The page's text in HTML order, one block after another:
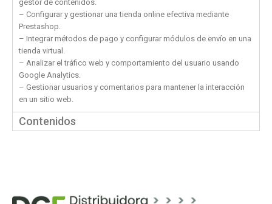
gestor de contenidos.
– Configurar y gestionar una tienda online efectiva mediante
Prestashop.
– Integrar métodos de pago y configurar módulos de envío en una
tienda virtual.
– Analizar el tráfico web y comportamiento del usuario usando
Google Analytics.
– Gestionar usuarios y comentarios para mantener la interacción
en un sitio web.
Contenidos